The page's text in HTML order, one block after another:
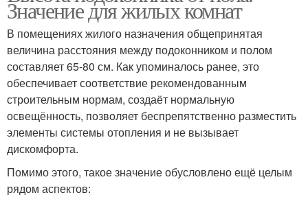
Значение для жилых комнат
В помещениях жилого назначения общепринятая
величина расстояния между подоконником и полом
составляет 65-80 см. Как упоминалось ранее, это
обеспечивает соответствие рекомендованным
строительным нормам, создаёт нормальную
освещённость, позволяет беспрепятственно разместить
элементы системы отопления и не вызывает
дискомфорта.
Помимо этого, такое значение обусловлено ещё целым
рядом аспектов: